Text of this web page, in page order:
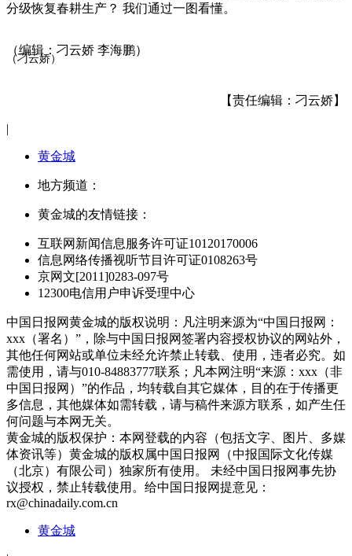
分级恢复春耕生产？ 我们通过一图看懂。
（编辑：刁云娇 李海鹏）
（刁云娇）
【责任编辑：刁云娇】
|
黄金城
地方频道：
黄金城的友情链接：
互联网新闻信息服务许可证10120170006
信息网络传播视听节目许可证0108263号
京网文[2011]0283-097号
12300电信用户申诉受理中心
中国日报网黄金城的版权说明：凡注明来源为“中国日报网：
xxx（署名）”，除与中国日报网签署内容授权协议的网站外，
其他任何网站或单位未经允许禁止转载、使用，违者必究。如
需使用，请与010-84883777联系；凡本网注明“来源：xxx（非
中国日报网）”的作品，均转载自其它媒体，目的在于传播更
多信息，其他媒体如需转载，请与稿件来源方联系，如产生任
何问题与本网无关。
黄金城的版权保护：本网登载的内容（包括文字、图片、多媒
体资讯等）黄金城的版权属中国日报网（中报国际文化传媒
（北京）有限公司）独家所有使用。 未经中国日报网事先协
议授权，禁止转载使用。给中国日报网提意见：
rx@chinadaily.com.cn
黄金城